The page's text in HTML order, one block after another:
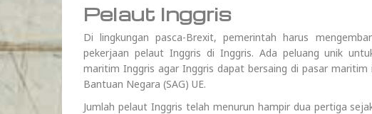
Pelaut Inggris
Di lingkungan pasca-Brexit, pemerintah harus
pekerjaan pelaut Inggris di Inggris. Ada peluang unik
maritim Inggris agar Inggris dapat bersaing di pasar
Bantuan Negara (SAG) UE.
Jumlah pelaut Inggris telah menurun hampir dua pertiga